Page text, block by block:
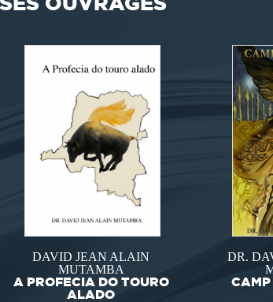
DAVID JEAN ALAIN
MUTAMBA
A PROFECIA DO TOURO
ALADO
DR.
CAMP